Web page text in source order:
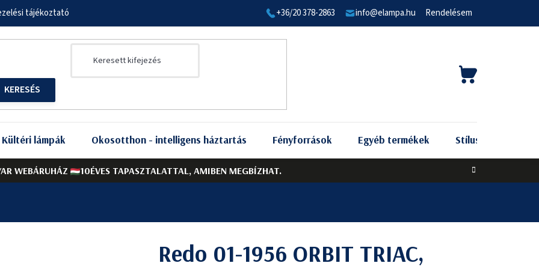
WEBÁRUHÁZ 10ÉVES TAPASZTALATTAL, AMIBEN MEGBÍZHAT.
tájékoztató +36/20 378-2863 info@elampa.hu Rendelésem
KOSÁR
Kültéri lámpák Okosotthon - intelligens háztartás Fényforrások Egyéb termékek Stílus szerint
Redo 01-1956 ORBIT TRIAC,